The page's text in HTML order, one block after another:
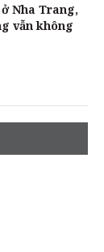
Nha Trang,
vẫn không